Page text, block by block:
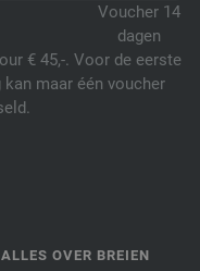
Voucher 14
dagen
€ 45,-. Voor de eerste
maar één voucher
ALLES OVER BREIEN